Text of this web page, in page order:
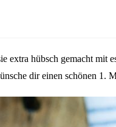
hübsch gemacht mit
dir einen schönen 1.